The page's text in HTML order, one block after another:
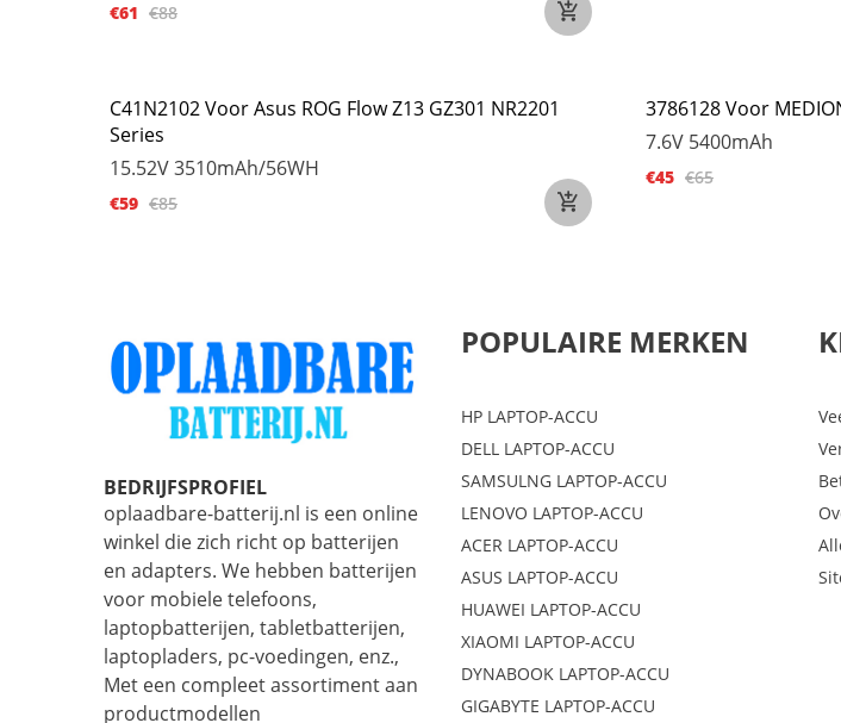
€61 €88
C41N2102 Voor Asus ROG Flow Z13 GZ301 NR2201
Series
15.52V3510mAh/56WH
€59 €85
3786128 Voor
7.6V 5400mAh
€45 €65
BEDRIJFSPROFIEL
oplaadbare-batterij.nl is een online
winkel die zich richt op batterijen
en adapters. We hebben batterijen
voor mobiele telefoons,
laptopbatterijen, tabletbatterijen,
laptopladers, pc-voedingen, enz.,
Met een compleet assortiment aan
productmodellen
POPULAIRE MERKEN
HP LAPTOP-ACCU
DELL LAPTOP-ACCU
SAMSULNG LAPTOP-ACCU
LENOVO LAPTOP-ACCU
ACER LAPTOP-ACCU
ASUS LAPTOP-ACCU
HUAWEI LAPTOP-ACCU
XIAOMI LAPTOP-ACCU
DYNABOOK LAPTOP-ACCU
GIGABYTE LAPTOP-ACCU